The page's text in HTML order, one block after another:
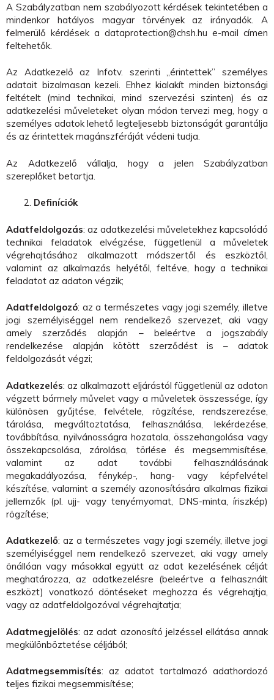
A Szabályzatban nem szabályozott kérdések tekintetében a
mindenkor hatályos magyar törvények az irányadók. A
felmerülő kérdések a dataprotection@chsh.hu e-mail címen
feltehetők.
Az Adatkezelő az Infotv. szerinti „érintettek” személyes
adatait bizalmasan kezeli. Ehhez kialakít minden biztonsági
feltételt (mind technikai, mind szervezési szinten) és az
adatkezelési műveleteket olyan módon tervezi meg, hogy a
személyes adatok lehető legteljesebb biztonságát garantálja
és az érintettek magánszféráját védeni tudja.
Az Adatkezelő vállalja, hogy a jelen Szabályzatban
szereplőket betartja.
Definíciók
Adatfeldolgozás: az adatkezelési műveletekhez kapcsolódó
technikai feladatok elvégzése, függetlenül a műveletek
végrehajtásához alkalmazott módszertől és eszköztől,
valamint az alkalmazás helyétől, feltéve, hogy a technikai
feladatot az adaton végzik;
Adatfeldolgozó: az a természetes vagy jogi személy, illetve
jogi személyiséggel nem rendelkező szervezet, aki vagy
amely szerződés alapján – beleértve a jogszabály
rendelkezése alapján kötött szerződést is – adatok
feldolgozását végzi;
Adatkezelés: az alkalmazott eljárástól függetlenül az adaton
végzett bármely művelet vagy a műveletek összessége, így
különösen gyűjtése, felvétele, rögzítése, rendszerezése,
tárolása, megváltoztatása, felhasználása, lekérdezése,
továbbítása, nyilvánosságra hozatala, összehangolása vagy
összekapcsolása, zárolása, törlése és megsemmisítése,
valamint az adat további felhasználásának
megakadályozása, fénykép-, hang- vagy képfelvétel
készítése, valamint a személy azonosítására alkalmas fizikai
jellemzők (pl. ujj- vagy tenyérnyomat, DNS-minta, íriszkép)
rögzítése;
Adatkezelő: az a természetes vagy jogi személy, illetve jogi
személyiséggel nem rendelkező szervezet, aki vagy amely
önállóan vagy másokkal együtt az adat kezelésének célját
meghatározza, az adatkezelésre (beleértve a felhasznált
eszközt) vonatkozó döntéseket meghozza és végrehajtja,
vagy az adatfeldolgozóval végrehajtatja;
Adatmegjelölés: az adat azonosító jelzéssel ellátása annak
megkülönböztetése céljából;
Adatmegsemmisítés: az adatot tartalmazó adathordozó
teljes fizikai megsemmisítése;